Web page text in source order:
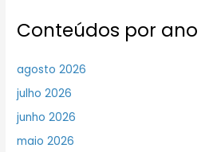
Conteúdos por ano
agosto 2026
julho 2026
junho 2026
maio 2026